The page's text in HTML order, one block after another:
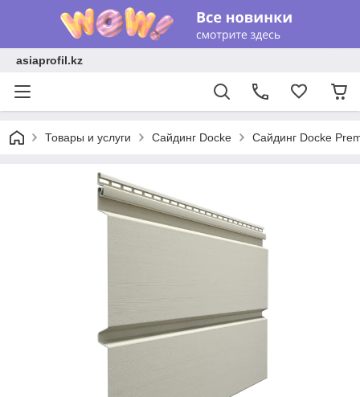
asiaprofil.kz
Товары и услуги Сайдинг Docke Сайдинг Docke